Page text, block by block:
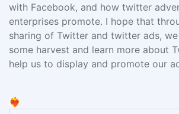
with Facebook, and how twitter
enterprises promote. I hope that
sharing of Twitter and twitter ads,
some harvest and learn more about
help us to display and promote our
❤️‍🔥